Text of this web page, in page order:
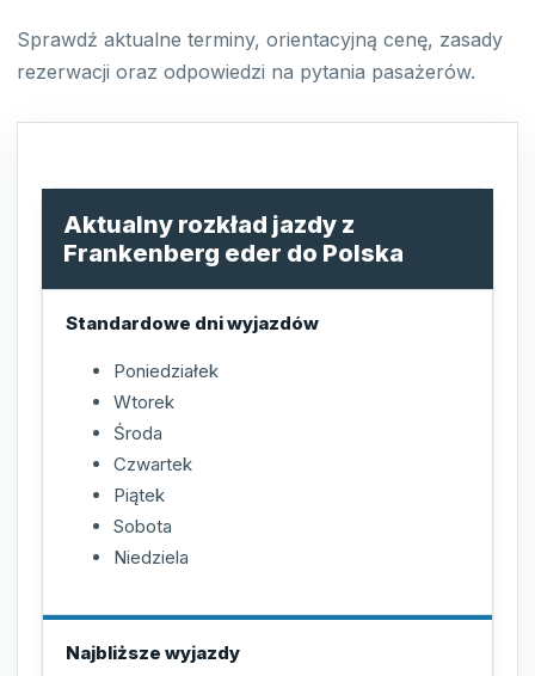
Sprawdź aktualne terminy, orientacyjną cenę, zasady
rezerwacji oraz odpowiedzi na pytania pasażerów.
Aktualny rozkład jazdy z
Frankenberg eder do Polska
Standardowe dni wyjazdów
Poniedziałek
Wtorek
Środa
Czwartek
Piątek
Sobota
Niedziela
Najbliższe wyjazdy